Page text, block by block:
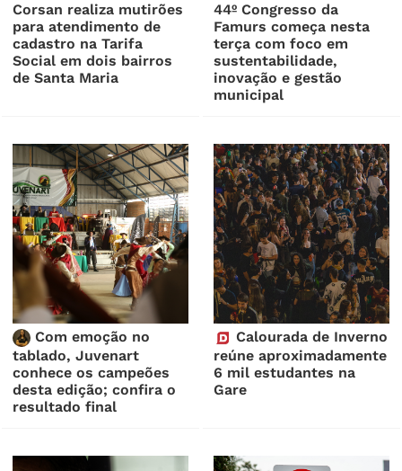
Corsan realiza mutirões
para atendimento de
cadastro na Tarifa
Social em dois bairros
de Santa Maria
44º Congresso da
Famurs começa nesta
terça com foco em
sustentabilidade,
inovação e gestão
municipal
Com emoção no
tablado, Juvenart
conhece os campeões
desta edição; confira o
resultado final
Calourada de Inverno
reúne aproximadamente
6 mil estudantes na
Gare